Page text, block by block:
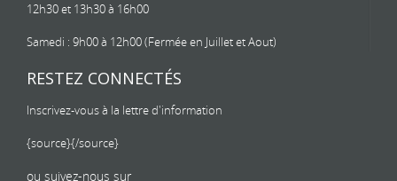
12h30 et 13h30 à 16h00
Samedi : 9h00 à 12h00 (Fermée en Juillet et Aout)
RESTEZ CONNECTÉS
Inscrivez-vous à la lettre d'information
{source}{/source}
ou suivez-nous sur